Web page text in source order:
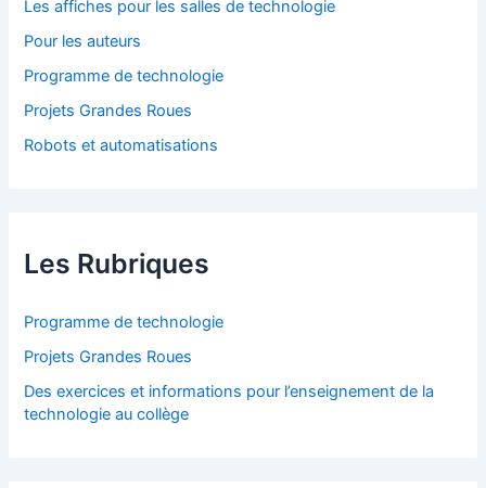
Les affiches pour les salles de technologie
Pour les auteurs
Programme de technologie
Projets Grandes Roues
Robots et automatisations
Les Rubriques
Programme de technologie
Projets Grandes Roues
Des exercices et informations pour l’enseignement de la
technologie au collège